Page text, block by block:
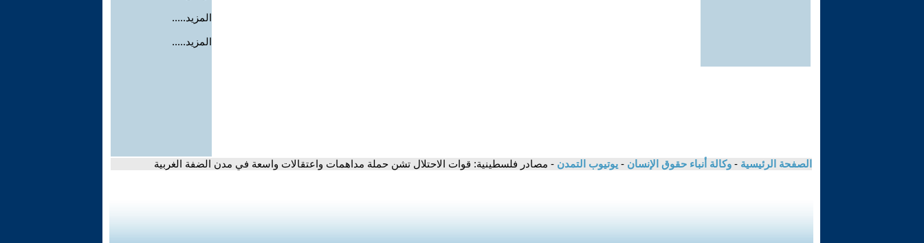
المزيد.....
المزيد.....
الصفحة الرئيسية - وكالة أنباء حقوق الإنسان - يوتيوب التمدن - مصادر فلسطينية: قوات الاحتلال تشن حملة مداهمات واعتقالات واسعة في مدن الضفة الغربية